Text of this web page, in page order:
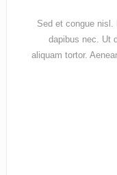
Sed et congue
dapibus nec. Ut
aliquam tortor.